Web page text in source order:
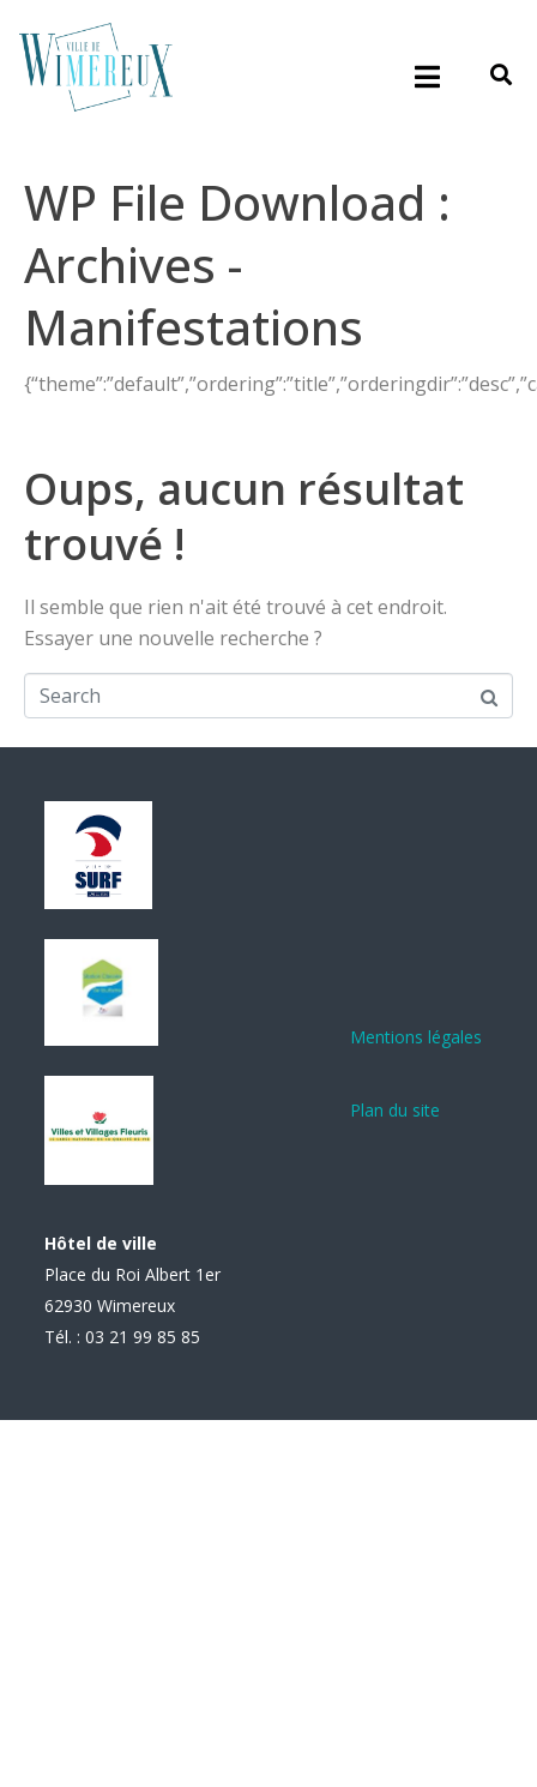
WP File Download :
Archives -
Manifestations
Oups, aucun résultat
trouvé !
Il semble que rien n'ait été trouvé à cet endroit.
Essayer une nouvelle recherche ?
Hôtel de ville
Place du Roi Albert 1er
62930 Wimereux
Tél. : 03 21 99 85 85
Mentions légales
Plan du site